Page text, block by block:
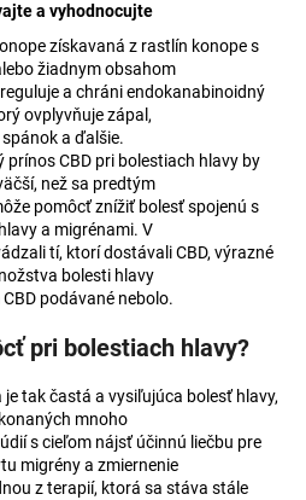
a vyhodnocujte
získavaná z rastlín konope s
žiadnym obsahom
a chráni endokanabinoidný
ovplyvňuje zápal,
spánok a ďalšie.
prínos CBD pri bolestiach hlavy by
než sa predtým
pomôcť znížiť bolesť spojenú s
a migrénami. V
tí, ktorí dostávali CBD, výrazné
bolesti hlavy
podávané nebolo.
pri bolestiach hlavy?
tak častá a vysiľujúca bolesť hlavy,
mnoho
s cieľom nájsť účinnú liečbu pre
migrény a zmiernenie
z terapií, ktorá sa stáva stále